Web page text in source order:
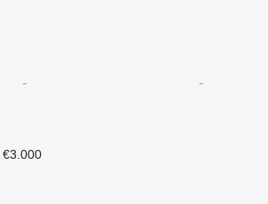
€3.000